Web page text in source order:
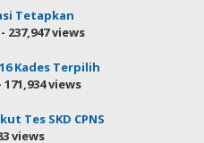
Tetapkan
- 237,947 views
Kades Terpilih
views
Tes SKD CPNS
views